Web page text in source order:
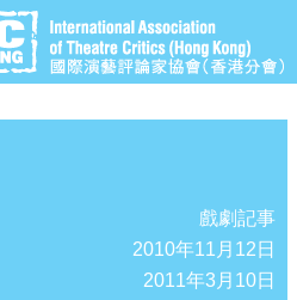
戲劇記事
2010年11月12日
2011年3月10日